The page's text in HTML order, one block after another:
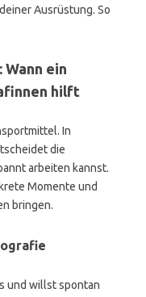
Ausrüstung. So
ein
hilft
In
die
arbeiten kannst.
Momente und
bringen.
und willst spontan